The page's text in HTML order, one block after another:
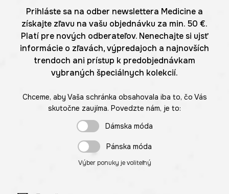
Prihláste sa na odber newslettera Medicine a
získajte zľavu na vašu objednávku za min. 50 €.
Platí pre nových odberateľov. Nenechajte si ujsť
informácie o zľavách, výpredajoch a najnovších
trendoch ani prístup k predobjednávkam
vybraných špeciálnych kolekcií.
Chceme, aby Vaša schránka obsahovala iba to, čo Vás
skutočne zaujíma. Povedzte nám, je to:
Dámska móda
Pánska móda
Výber ponuky je voliteľný